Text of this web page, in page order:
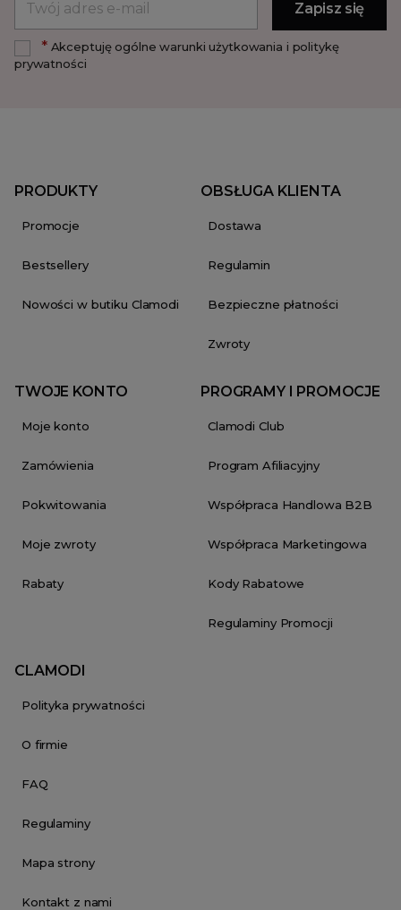
*Akceptuję ogólne warunki użytkowania i politykę
prywatności
PRODUKTY
Promocje
Bestsellery
Nowości w butiku Clamodi
OBSŁUGA KLIENTA
Dostawa
Regulamin
Bezpieczne płatności
Zwroty
TWOJE KONTO
Moje konto
Zamówienia
Pokwitowania
Moje zwroty
Rabaty
PROGRAMY I PROMOCJE
Clamodi Club
Program Afiliacyjny
Współpraca Handlowa B2B
Współpraca Marketingowa
Kody Rabatowe
Regulaminy Promocji
CLAMODI
Polityka prywatności
O firmie
FAQ
Regulaminy
Mapa strony
Kontakt z nami